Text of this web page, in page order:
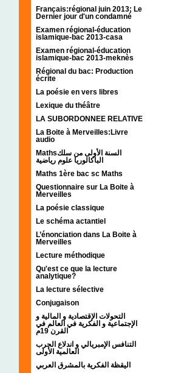
Français:régional juin 2013; Le
Dernier jour d'un condamné
Examen régional-éducation
islamique-bac 2013-casa
Examen régional-éducation
islamique-bac 2013-meknès
Régional du bac: Production
écrite
La poésie en vers libres
Lexique du théâtre
LA SUBORDONNEE RELATIVE
La Boite à Merveilles:Livre
audio
Mathsالسنة الأولى من سلك
الباكالوريا علوم رياضية
Maths 1ère bac sc Maths
Questionnaire sur La Boite à
Merveilles
La poésie classique
Le schéma actantiel
L’énonciation dans La Boite à
Merveilles
Lecture méthodique
Qu'est ce que la lecture
analytique?
La lecture sélective
Conjugaison
التحولات الإقتصادية و المالية و
الإجتماعية و الفكرية في العالم في
القرن 19م
التنافس الإمبريالي و اندلاع الحرب
العالمية الأولى
اليقظة الفكرية بالمشرق العربي